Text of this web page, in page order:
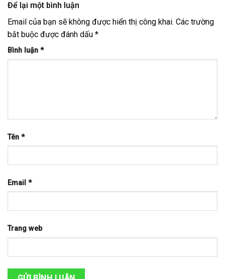
Để lại một bình luận
Email của bạn sẽ không được hiển thị công khai. Các trường
bắt buộc được đánh dấu *
Bình luận *
Tên *
Email *
Trang web